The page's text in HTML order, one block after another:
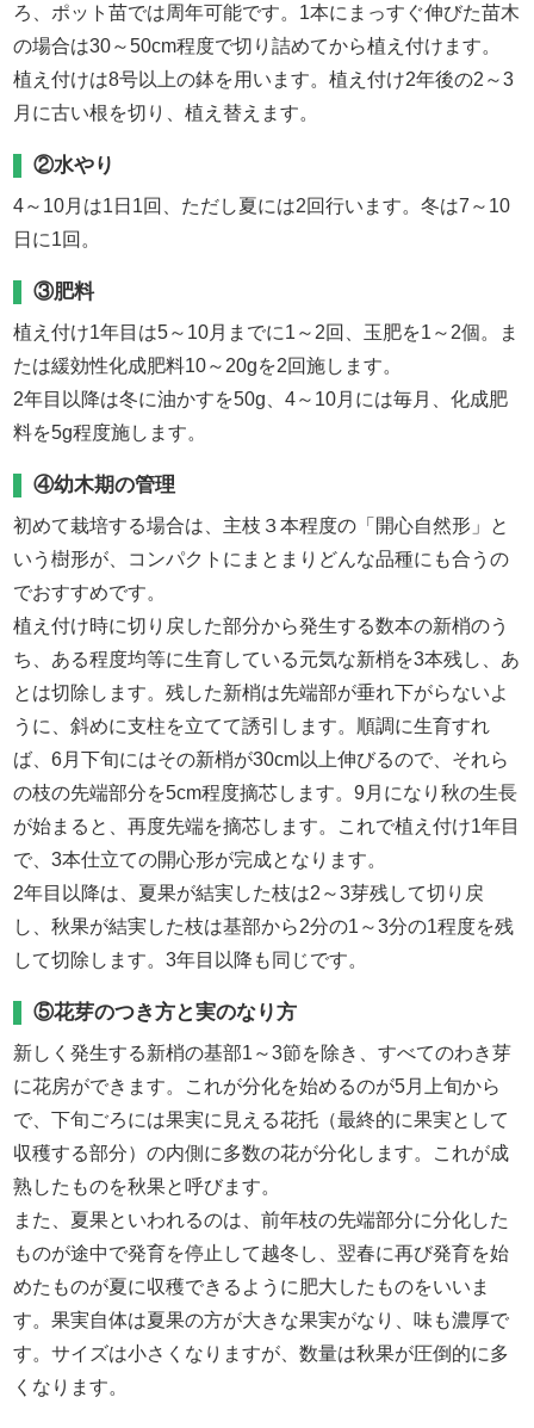
ろ、ポット苗では周年可能です。1本にまっすぐ伸びた苗木
の場合は30～50cm程度で切り詰めてから植え付けます。
植え付けは8号以上の鉢を用います。植え付け2年後の2～3
月に古い根を切り、植え替えます。
②水やり
4～10月は1日1回、ただし夏には2回行います。冬は7～10
日に1回。
③肥料
植え付け1年目は5～10月までに1～2回、玉肥を1～2個。ま
たは緩効性化成肥料10～20gを2回施します。
2年目以降は冬に油かすを50g、4～10月には毎月、化成肥
料を5g程度施します。
④幼木期の管理
初めて栽培する場合は、主枝３本程度の「開心自然形」と
いう樹形が、コンパクトにまとまりどんな品種にも合うの
でおすすめです。
植え付け時に切り戻した部分から発生する数本の新梢のう
ち、ある程度均等に生育している元気な新梢を3本残し、あ
とは切除します。残した新梢は先端部が垂れ下がらないよ
うに、斜めに支柱を立てて誘引します。順調に生育すれ
ば、6月下旬にはその新梢が30cm以上伸びるので、それら
の枝の先端部分を5cm程度摘芯します。9月になり秋の生長
が始まると、再度先端を摘芯します。これで植え付け1年目
で、3本仕立ての開心形が完成となります。
2年目以降は、夏果が結実した枝は2～3芽残して切り戻
し、秋果が結実した枝は基部から2分の1～3分の1程度を残
して切除します。3年目以降も同じです。
⑤花芽のつき方と実のなり方
新しく発生する新梢の基部1～3節を除き、すべてのわき芽
に花房ができます。これが分化を始めるのが5月上旬から
で、下旬ごろには果実に見える花托（最終的に果実として
収穫する部分）の内側に多数の花が分化します。これが成
熟したものを秋果と呼びます。
また、夏果といわれるのは、前年枝の先端部分に分化した
ものが途中で発育を停止して越冬し、翌春に再び発育を始
めたものが夏に収穫できるように肥大したものをいいま
す。果実自体は夏果の方が大きな果実がなり、味も濃厚で
す。サイズは小さくなりますが、数量は秋果が圧倒的に多
くなります。